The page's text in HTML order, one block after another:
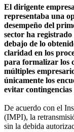
El dirigente
representaba una
desempeño del
sector ha
debajo de lo
claridad en los
para formalizar los
múltiples
únicamente los
evitar contingencias
De acuerdo con el
(IMPI), la
sin la debida